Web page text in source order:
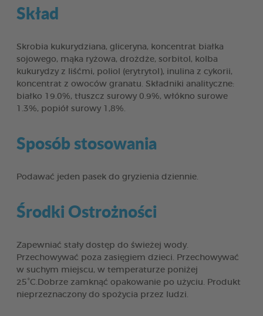
Skład
Skrobia kukurydziana, gliceryna, koncentrat białka
sojowego, mąka ryżowa, drożdże, sorbitol, kolba
kukurydzy z liśćmi, poliol (erytrytol), inulina z cykorii,
koncentrat z owoców granatu. Składniki analityczne:
białko 19.0%, tłuszcz surowy 0.9%, włókno surowe
1.3%, popiół surowy 1,8%.
Sposób stosowania
Podawać jeden pasek do gryzienia dziennie.
Środki Ostrożności
Zapewniać stały dostęp do świeżej wody.
Przechowywać poza zasięgiem dzieci. Przechowywać
w suchym miejscu, w temperaturze poniżej
25°C.Dobrze zamknąć opakowanie po użyciu. Produkt
nieprzeznaczony do spożycia przez ludzi.